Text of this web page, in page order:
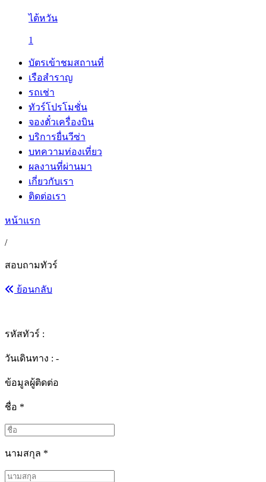
ไต้หวัน
1
บัตรเข้าชมสถานที่
เรือสำราญ
รถเช่า
ทัวร์โปรโมชั่น
จองตั๋วเครื่องบิน
บริการยื่นวีซ่า
บทความท่องเที่ยว
ผลงานที่ผ่านมา
เกี่ยวกับเรา
ติดต่อเรา
หน้าแรก
/
สอบถามทัวร์
ย้อนกลับ
รหัสทัวร์ :
วันเดินทาง : -
ข้อมูลผู้ติดต่อ
ชื่อ *
นามสกุล *